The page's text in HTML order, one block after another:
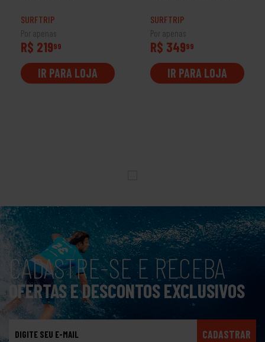
SURFTRIP
Por apenas
R$ 21999
IR PARA LOJA
SURFTRIP
Por apenas
R$ 34999
IR PARA LOJA
CADASTRE-SE E RECEBA
OFERTAS E DESCONTOS EXCLUSIVOS
CADASTRAR